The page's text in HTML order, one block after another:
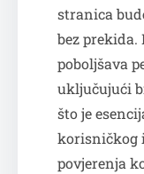
stranica
bez
poboljšava
uključujući
što je
korisničkog
povjerenja